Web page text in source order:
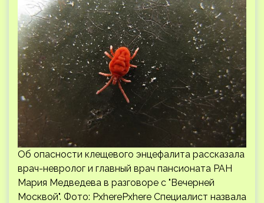
Об опасности клещевого энцефалита рассказала
врач-невролог и главный врач пансионата РАН
Мария Медведева в разговоре с "Вечерней
Москвой". Фото: PxherePxhere Специалист назвала